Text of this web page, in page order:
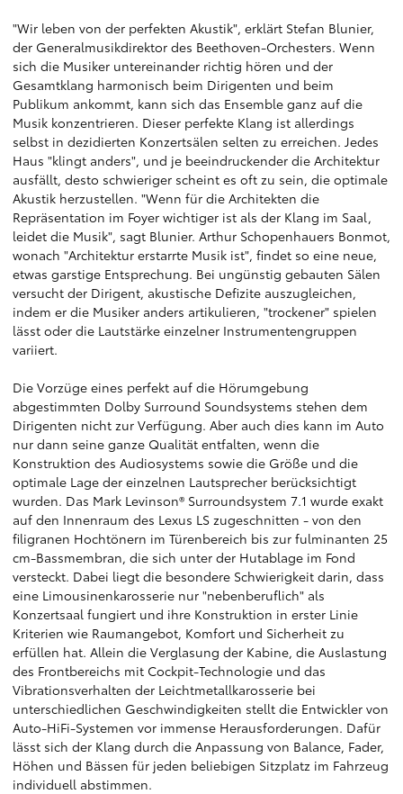
"Wir leben von der perfekten Akustik", erklärt Stefan Blunier,
der Generalmusikdirektor des Beethoven-Orchesters. Wenn
sich die Musiker untereinander richtig hören und der
Gesamtklang harmonisch beim Dirigenten und beim
Publikum ankommt, kann sich das Ensemble ganz auf die
Musik konzentrieren. Dieser perfekte Klang ist allerdings
selbst in dezidierten Konzertsälen selten zu erreichen. Jedes
Haus "klingt anders", und je beeindruckender die Architektur
ausfällt, desto schwieriger scheint es oft zu sein, die optimale
Akustik herzustellen. "Wenn für die Architekten die
Repräsentation im Foyer wichtiger ist als der Klang im Saal,
leidet die Musik", sagt Blunier. Arthur Schopenhauers Bonmot,
wonach "Architektur erstarrte Musik ist", findet so eine neue,
etwas garstige Entsprechung. Bei ungünstig gebauten Sälen
versucht der Dirigent, akustische Defizite auszugleichen,
indem er die Musiker anders artikulieren, "trockener" spielen
lässt oder die Lautstärke einzelner Instrumentengruppen
variiert.
Die Vorzüge eines perfekt auf die Hörumgebung
abgestimmten Dolby Surround Soundsystems stehen dem
Dirigenten nicht zur Verfügung. Aber auch dies kann im Auto
nur dann seine ganze Qualität entfalten, wenn die
Konstruktion des Audiosystems sowie die Größe und die
optimale Lage der einzelnen Lautsprecher berücksichtigt
wurden. Das Mark Levinson® Surroundsystem 7.1 wurde exakt
auf den Innenraum des Lexus LS zugeschnitten - von den
filigranen Hochtönern im Türenbereich bis zur fulminanten 25
cm-Bassmembran, die sich unter der Hutablage im Fond
versteckt. Dabei liegt die besondere Schwierigkeit darin, dass
eine Limousinenkarosserie nur "nebenberuflich" als
Konzertsaal fungiert und ihre Konstruktion in erster Linie
Kriterien wie Raumangebot, Komfort und Sicherheit zu
erfüllen hat. Allein die Verglasung der Kabine, die Auslastung
des Frontbereichs mit Cockpit-Technologie und das
Vibrationsverhalten der Leichtmetallkarosserie bei
unterschiedlichen Geschwindigkeiten stellt die Entwickler von
Auto-HiFi-Systemen vor immense Herausforderungen. Dafür
lässt sich der Klang durch die Anpassung von Balance, Fader,
Höhen und Bässen für jeden beliebigen Sitzplatz im Fahrzeug
individuell abstimmen.